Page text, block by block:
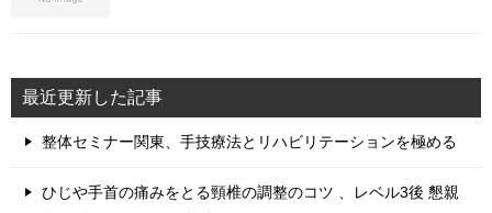
最近更新した記事
整体セミナー関東、手技療法とリハビリテーションを極める
ひじや手首の痛みをとる頸椎の調整のコツ 、レベル3後 懇親